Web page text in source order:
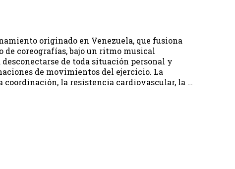
originado en Venezuela, que fusiona
de coreografías, bajo un ritmo musical
de toda situación personal y
de movimientos del ejercicio. La
coordinación, la resistencia cardiovascular, la …